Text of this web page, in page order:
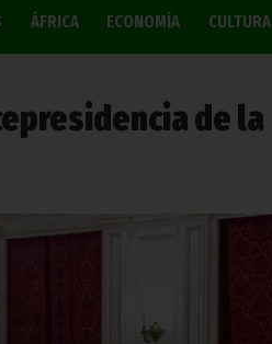
ÁFRICA ECONOMÍA CULTURA
de la